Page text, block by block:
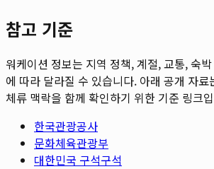
참고 기준
워케이션 정보는 지역 정책, 계절, 교통, 숙
에 따라 달라질 수 있습니다. 아래 공개 자료
체류 맥락을 함께 확인하기 위한 기준 링크
한국관광공사
문화체육관광부
대한민국 구석구석